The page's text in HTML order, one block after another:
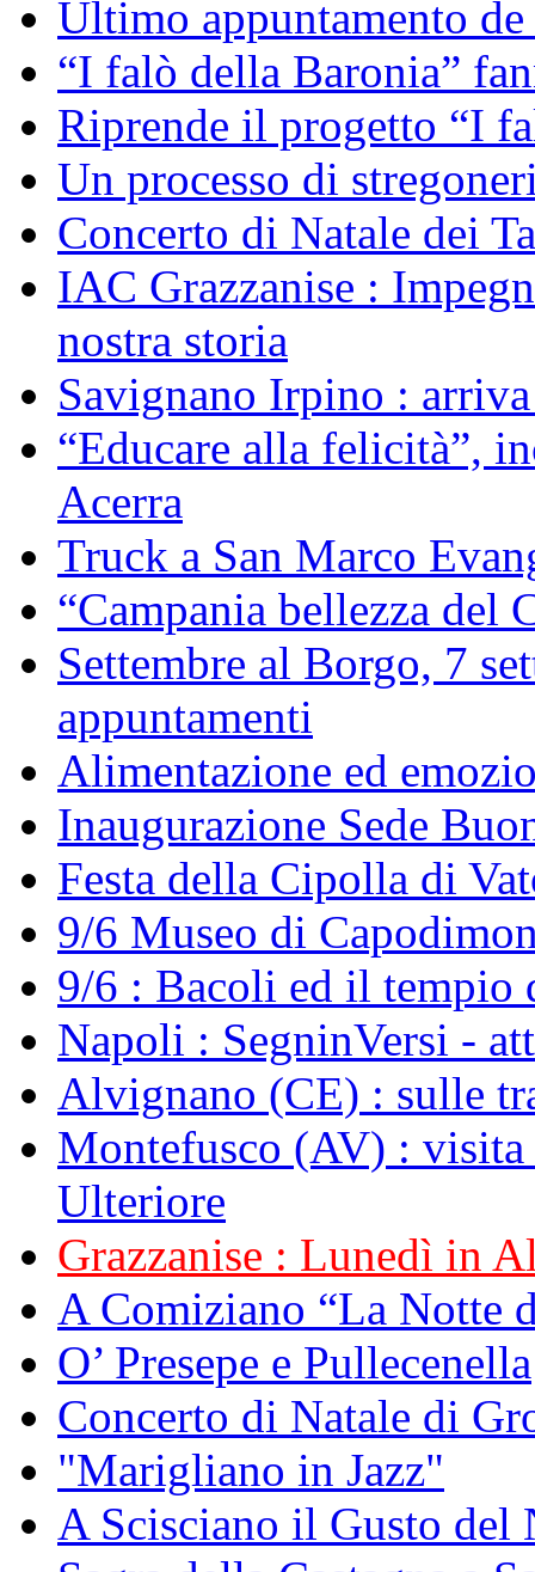
Ultimo appuntamento
“I falò della Baronia”
Riprende il progetto “I
Un processo di
Concerto di Natale dei
IAC Grazzanise :
nostra storia
Savignano Irpino :
“Educare alla felicità”,
Acerra
Truck a San Marco
“Campania bellezza del
Settembre al Borgo, 7
appuntamenti
Alimentazione ed
Inaugurazione Sede
Festa della Cipolla di
9/6 Museo di
9/6 : Bacoli ed il tempio
Napoli : SegninVersi -
Alvignano (CE) : sulle
Montefusco (AV) :
Ulteriore
Grazzanise : Lunedì in
A Comiziano “La Notte
O’ Presepe e Pullecenella
Concerto di Natale di
"Marigliano in Jazz"
A Scisciano il Gusto del